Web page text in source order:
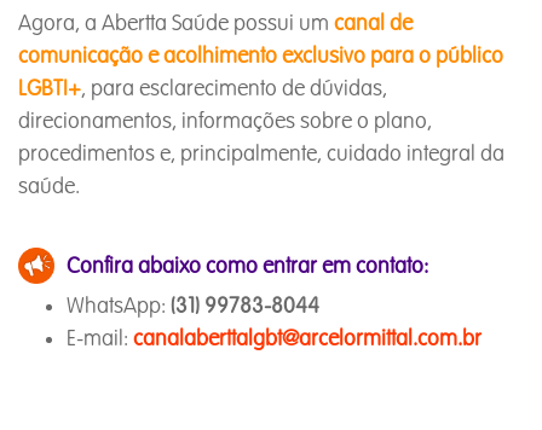
Agora, a Abertta Saúde possui um canal de
comunicação e acolhimento exclusivo para o público
LGBTI+, para esclarecimento de dúvidas,
direcionamentos, informações sobre o plano,
procedimentos e, principalmente, cuidado integral da
saúde.
Confira abaixo como entrar em contato:
WhatsApp: (31) 99783-8044
E-mail: canalaberttalgbt@arcelormittal.com.br